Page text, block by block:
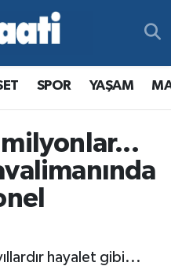
SPOR YAŞAM
hayalet gibi...
ve Fikstür